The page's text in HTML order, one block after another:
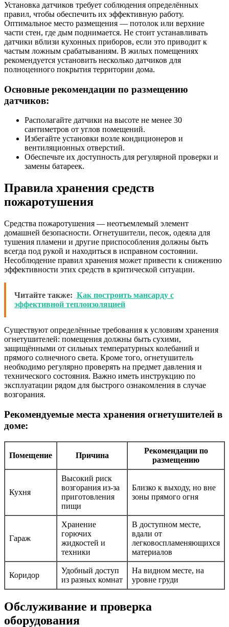
Установка датчиков требует соблюдения определённых
правил, чтобы обеспечить их эффективную работу.
Оптимальное место размещения — потолок или верхние
части стен, где дым поднимается. Не стоит устанавливать
датчики вблизи кухонных приборов, если это приводит к
частым ложным срабатываниям. В жилых помещениях
рекомендуется установить несколько датчиков для
полноценного покрытия территории дома.
Основные рекомендации по размещению
датчиков:
Располагайте датчики на высоте не менее 30
сантиметров от углов помещений.
Избегайте установки возле кондиционеров и
вентиляционных отверстий.
Обеспечьте их доступность для регулярной проверки и
замены батареек.
Правила хранения средств
пожаротушения
Средства пожаротушения — неотъемлемый элемент
домашней безопасности. Огнетушители, песок, одеяла для
тушения пламени и другие приспособления должны быть
всегда под рукой и находиться в исправном состоянии.
Несоблюдение правил хранения может привести к снижению
эффективности этих средств в критической ситуации.
Читайте также: Как построить мансарду с
эффективной теплоизоляцией
Существуют определённые требования к условиям хранения
огнетушителей: помещения должны быть сухими,
защищёнными от сильных температурных колебаний и
прямого солнечного света. Кроме того, огнетушитель
необходимо регулярно проверять на предмет давления и
технического состояния. Важно иметь инструкцию по
эксплуатации рядом для быстрого ознакомления в случае
возгорания.
Рекомендуемые места хранения огнетушителей в
доме:
Помещение Причина
Рекомендации по
размещению
Кухня
Высокий риск
возгорания из-за
приготовления
пищи
Близко к выходу, но вне
зоны прямого огня
Гараж
Хранение
горючих
жидкостей и
техники
В доступном месте,
вдали от
легковоспламеняющихся
материалов
Коридор
Удобный доступ
из разных комнат
На видном месте, на
уровне груди
Обслуживание и проверка
оборудования